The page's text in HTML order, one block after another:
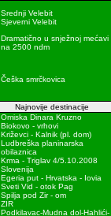
Srednji Velebit
Sjeverni Velebit
Dramatično u snježnoj mećavi
na 2500 ndm
Češka smrčkovica
Najnovije destinacije
Omiska Dinara Kruzno
Biokovo - vrhovi
Križevci - Kalnik (pl. dom)
Ludbreška planinarska
obilaznica
Krma - Triglav 4/5.10.2008
Slovenija
Egeria put - Hrvatska - Iovia
Sveti Vid - otok Pag
Spilja pod Zir - om
ZIR
Podkilavac-Mudna dol-Hahlići-